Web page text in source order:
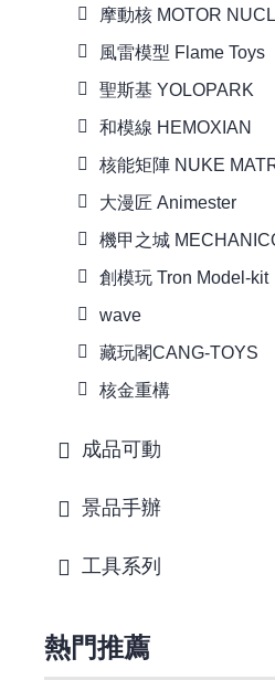
摩動核 MOTOR
風雷模型 Flame Toys
聖斯基 YOLOPARK
和模線 HEMOXIAN
核能矩陣 NUKE
大漫匠 Animester
機甲之城
創模玩 Tron Model-kit
wave
藏玩閣CANG-TOYS
核金重構
成品可動
景品手辦
工具系列
熱門推薦